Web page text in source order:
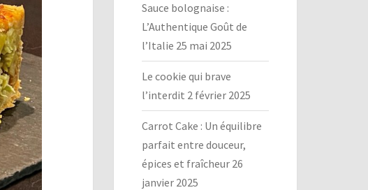
Sauce bolognaise :
L’Authentique Goût de
l’Italie 25 mai 2025
Le cookie qui brave
l’interdit 2 février 2025
Carrot Cake : Un équilibre
parfait entre douceur,
épices et fraîcheur 26
janvier 2025